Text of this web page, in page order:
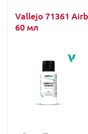
Vallejo 71361
60 мл